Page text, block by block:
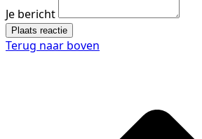
Je bericht
Plaats reactie
Terug naar boven